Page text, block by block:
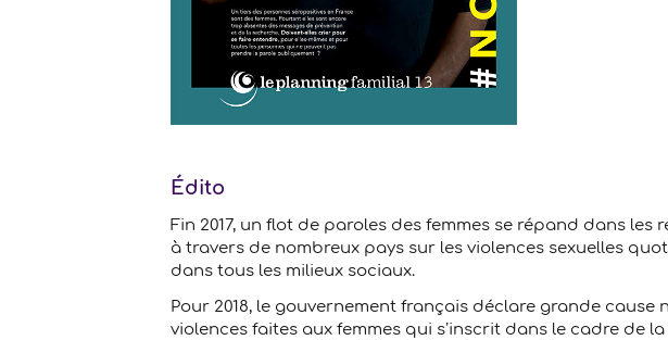
Édito
Fin 2017, un flot de paroles des femmes se répand dans les
à travers de nombreux pays sur les violences sexuelles
dans tous les milieux sociaux.
Pour 2018, le gouvernement français déclare grande
violences faites aux femmes qui s’inscrit dans le cadre de